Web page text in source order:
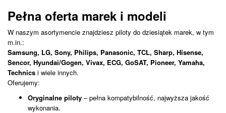
Pełna oferta marek i modeli
W naszym asortymencie znajdziesz piloty do dziesiątek marek, w tym
m.in.:
Samsung, LG, Sony, Philips, Panasonic, TCL, Sharp, Hisense,
Sencor, Hyundai/Gogen, Vivax, ECG, GoSAT, Pioneer, Yamaha,
Technics i wiele innych.
Oferujemy:
Oryginalne piloty – pełna kompatybilność, najwyższa jakość
wykonania.